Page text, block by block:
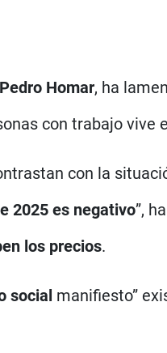
Pedro Homar, ha
con trabajo vive
con la
2025 es negativo”,
los precios.
social manifiesto”